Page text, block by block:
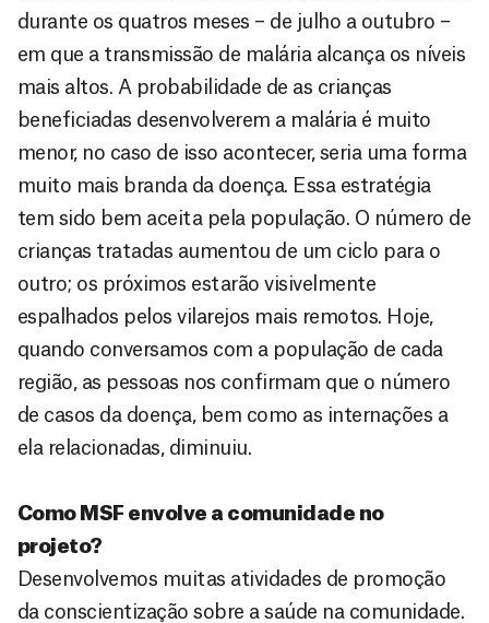
durante os quatros meses – de julho a outubro –
em que a transmissão de malária alcança os níveis
mais altos. A probabilidade de as crianças
beneficiadas desenvolverem a malária é muito
menor, no caso de isso acontecer, seria uma forma
muito mais branda da doença. Essa estratégia
tem sido bem aceita pela população. O número de
crianças tratadas aumentou de um ciclo para o
outro; os próximos estarão visivelmente
espalhados pelos vilarejos mais remotos. Hoje,
quando conversamos com a população de cada
região, as pessoas nos confirmam que o número
de casos da doença, bem como as internações a
ela relacionadas, diminuiu.
Como MSF envolve a comunidade no
projeto?
Desenvolvemos muitas atividades de promoção
da conscientização sobre a saúde na comunidade.